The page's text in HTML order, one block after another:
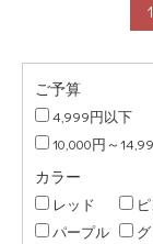
1
ご予算
4,999円以下
10,000円～
カラー
レッド
パープル